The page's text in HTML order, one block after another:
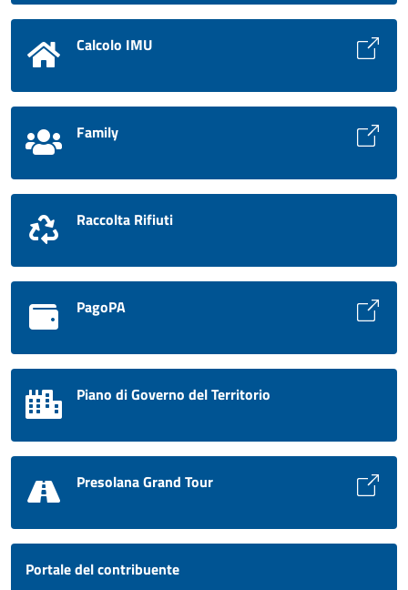
Calcolo IMU
Family
Raccolta Rifiuti
PagoPA
Piano di Governo del Territorio
Presolana Grand Tour
Portale del contribuente